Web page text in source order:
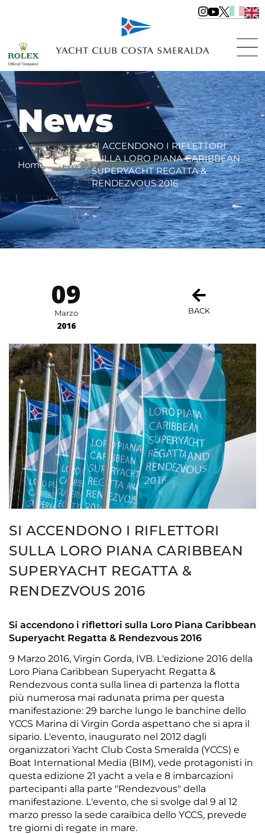
News
Home News
SI ACCENDONO I RIFLETTORI
SULLA LORO PIANA CARIBBEAN
SUPERYACHT REGATTA &
RENDEZVOUS 2016
09
Marzo
2016
BACK
SI ACCENDONO I RIFLETTORI
SULLA LORO PIANA CARIBBEAN
SUPERYACHT REGATTA &
RENDEZVOUS 2016
Si accendono i riflettori sulla Loro Piana Caribbean
Superyacht Regatta & Rendezvous 2016
9 Marzo 2016, Virgin Gorda, IVB. L'edizione 2016 della
Loro Piana Caribbean Superyacht Regatta &
Rendezvous conta sulla linea di partenza la flotta
più numerosa mai radunata prima per questa
manifestazione: 29 barche lungo le banchine dello
YCCS Marina di Virgin Gorda aspettano che si apra il
sipario. L'evento, inaugurato nel 2012 dagli
organizzatori Yacht Club Costa Smeralda (YCCS) e
Boat International Media (BIM), vede protagonisti in
questa edizione 21 yacht a vela e 8 imbarcazioni
partecipanti alla parte "Rendezvous" della
manifestazione. L'evento, che si svolge dal 9 al 12
marzo presso la sede caraibica dello YCCS, prevede
tre giorni di regate in mare.